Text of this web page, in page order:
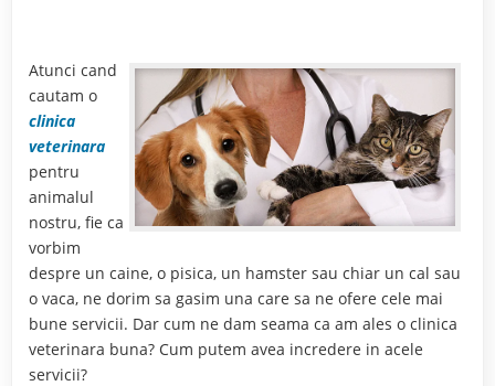
Atunci cand
cautam o
clinica
veterinara
pentru
animalul
nostru, fie ca
vorbim
despre un caine, o pisica, un hamster sau chiar un cal sau
o vaca, ne dorim sa gasim una care sa ne ofere cele mai
bune servicii. Dar cum ne dam seama ca am ales o clinica
veterinara buna? Cum putem avea incredere in acele
servicii?